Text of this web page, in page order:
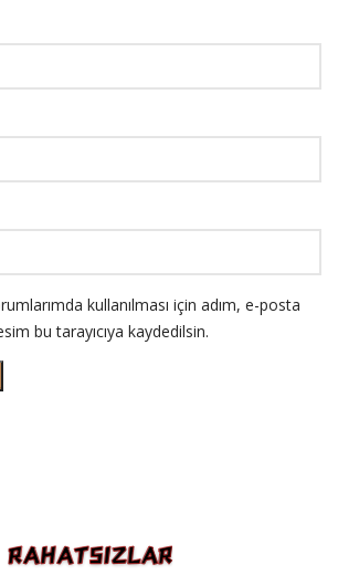
kullanılması için adım, e-posta
bu tarayıcıya kaydedilsin.